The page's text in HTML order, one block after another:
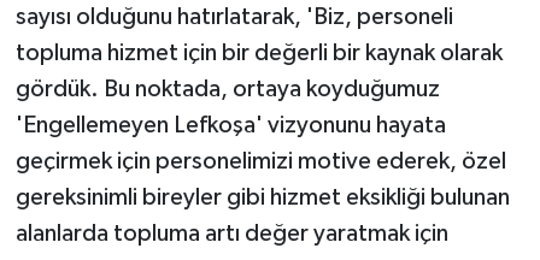
sayısı olduğunu hatırlatarak, 'Biz, personeli
topluma hizmet için bir değerli bir kaynak olarak
gördük. Bu noktada, ortaya koyduğumuz
'Engellemeyen Lefkoşa' vizyonunu hayata
geçirmek için personelimizi motive ederek, özel
gereksinimli bireyler gibi hizmet eksikliği bulunan
alanlarda topluma artı değer yaratmak için